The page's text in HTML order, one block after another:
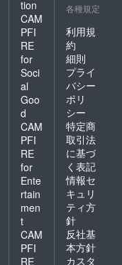
人で1つ
リル
キーホ
ルダー
です。
★6.二
人で1つ
のサイ
ン色紙
です。
★8.サ
インが
入って
いない
アクリ
ル時計
自体は
後日販
売予定
です。
※本リ
ターン
tion
CAM
PFI
RE
for
Soci
al
Goo
d
CAM
PFI
RE
for
Ente
rtain
men
t
CAM
PFI
RE
各種規定
利用規
約
細則
プライ
バシー
ポリ
シー
特定商
取引法
に基づ
く表記
情報セ
キュリ
ティ方
針
反社基
本方針
カスタ